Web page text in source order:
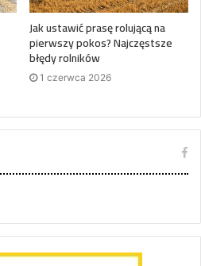
Jak ustawić prasę rolującą na
pierwszy pokos? Najczęstsze
błędy rolników
1 czerwca 2026